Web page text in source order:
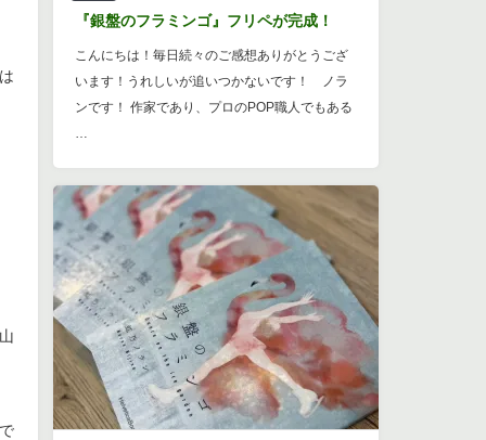
『銀盤のフラミンゴ』フリペが完成！
こんにちは！毎日続々のご感想ありがとうござ
います！うれしいが追いつかないです！ ノラ
ンです！ 作家であり、プロのPOP職人でもある
…